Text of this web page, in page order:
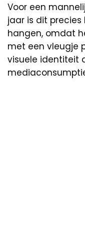
Voor een
jaar is dit
hangen, omdat
met een vleugje
visuele identiteit